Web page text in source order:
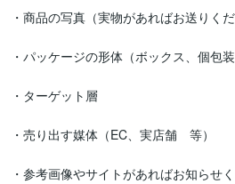
・商品の写真（実物があればお送りくだ
・パッケージの形体（ボックス、個包
・ターゲット層
・売り出す媒体（EC、実店舗　等）
・参考画像やサイトがあればお知らせ